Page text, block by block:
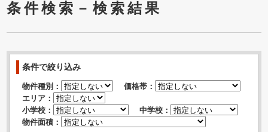
条件検索－検索結果
条件で絞り込み
物件種別：
価格帯：
エリア：
小学校：
中学校：
物件面積：